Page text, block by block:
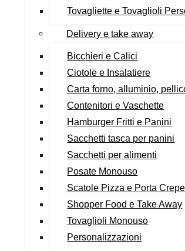
Tovagliette e Tovaglioli
Delivery e take away
Bicchieri e Calici
Ciotole e Insalatiere
Carta forno, alluminio,
Contenitori e Vaschette
Hamburger Fritti e Panini
Sacchetti tasca per panini
Sacchetti per alimenti
Posate Monouso
Scatole Pizza e Porta
Shopper Food e Take Away
Tovaglioli Monouso
Personalizzazioni